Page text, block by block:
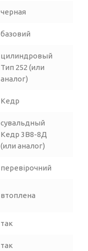
черная
базовий
цилиндровый
Тип 252 (или
аналог)
Кедр
сувальдный
Кедр 3В8-8Д
(или аналог)
перевірочний
втоплена
так
так